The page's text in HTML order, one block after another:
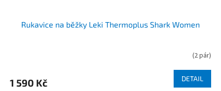
Rukavice na běžky Leki Thermoplus Shark Women
(2 pár)
1 590 Kč DETAIL